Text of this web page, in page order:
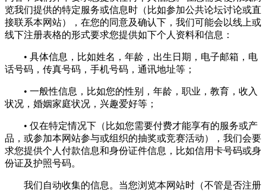
览我们提供的特定服务或信息时（比如参加公共论坛讨论或直
接联系本网站），在您的同意及确认下，我们可能会以线上或
线下注册表格的形式要求您提供如下个人资料和信息：
• 具体信息，比如姓名，年龄，出生日期，电子邮箱，电
话号码，传真号码，手机号码，通讯地址等；
• 一般性信息，比如您的性别，年龄，职业，教育，收入
状况，婚姻家庭状况，兴趣爱好等；
• 仅在特定情况下（比如您需要付费才能享有的服务或产
品，或参加本网站参与或组织的抽奖或竞赛活动），我们会要
求您提供个人付款信息和身份证件信息，比如信用卡号码或身
份证及护照号码。
我们自动收集的信息。当您浏览本网站时（不管是否注册